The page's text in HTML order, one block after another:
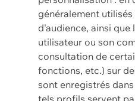
généralement
d'audience, ainsi
utilisateur ou son
consultation de
fonctions, etc.) sur
sont enregistrés